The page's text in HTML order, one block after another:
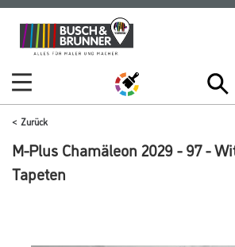
Zum
Inhalt
Zum
Navigationsmenü
Zurück
M-Plus Chamäleon 2029 - 97 -
Tapeten